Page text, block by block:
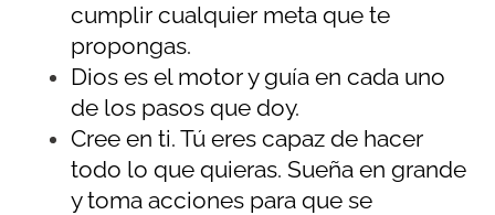
cumplir cualquier meta que te
propongas.
Dios es el motor y guía en cada uno
de los pasos que doy.
Cree en ti. Tú eres capaz de hacer
todo lo que quieras. Sueña en grande
y toma acciones para que se